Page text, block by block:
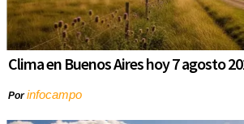
Clima en Buenos Aires hoy 7 agosto
Porinfocampo